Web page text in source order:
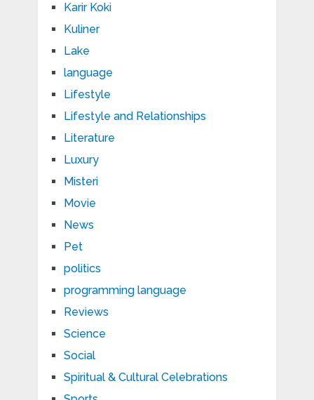
Karir Koki
Kuliner
Lake
language
Lifestyle
Lifestyle and Relationships
Literature
Luxury
Misteri
Movie
News
Pet
politics
programming language
Reviews
Science
Social
Spiritual & Cultural Celebrations